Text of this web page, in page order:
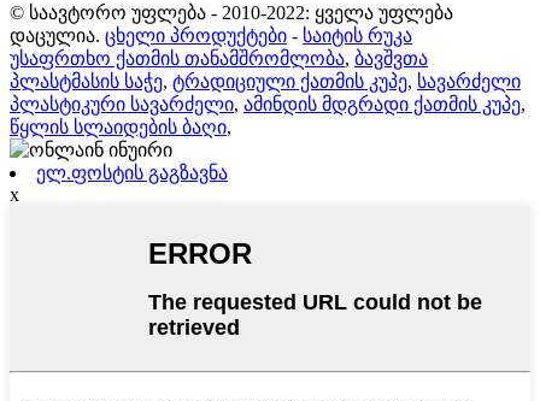
© საავტორო უფლება - 2010-2022: ყველა უფლება
დაცულია. ცხელი პროდუქტები - საიტის რუკა
უსაფრთხო ქათმის თანამშრომლობა, ბავშვთა
პლასტმასის საჭე, ტრადიციული ქათმის კუპე, სავარძელი
პლასტიკური სავარძელი, ამინდის მდგრადი ქათმის კუპე,
წყლის სლაიდების ბაღი,
ელ.ფოსტის გაგზავნა
x